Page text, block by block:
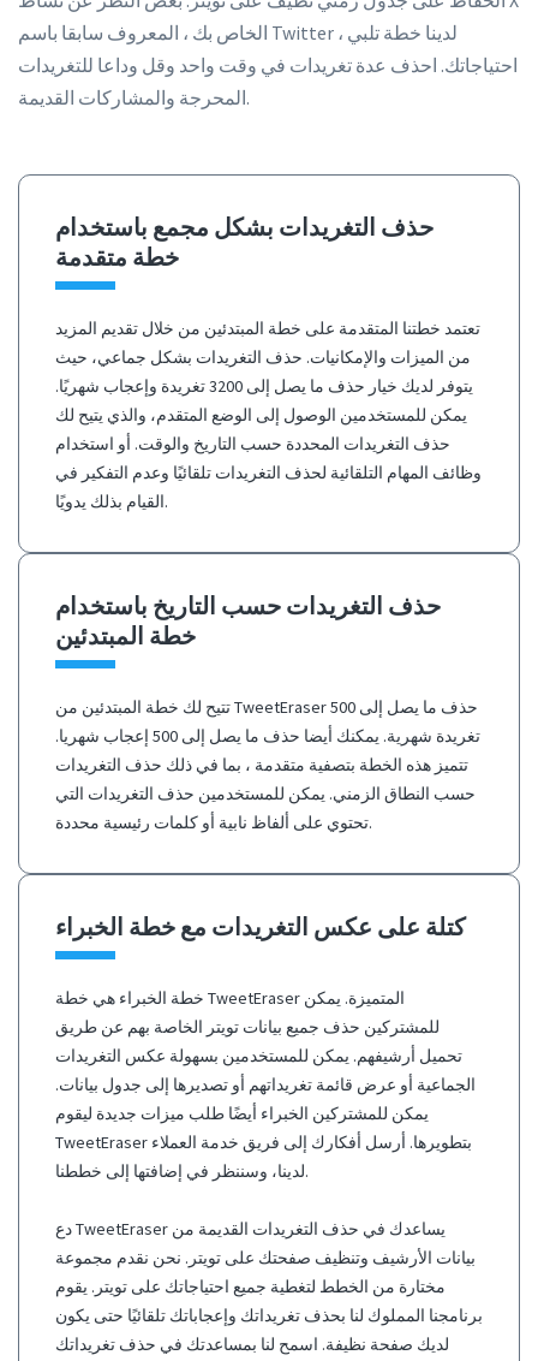
الخاص بك ، المعروف سابقا باسم Twitter ، لدينا خطة تلبي
احتياجاتك. احذف عدة تغريدات في وقت واحد وقل وداعا للتغريدات
المحرجة والمشاركات القديمة.
حذف التغريدات بشكل مجمع باستخدام
خطة متقدمة
تعتمد خطتنا المتقدمة على خطة المبتدئين من خلال تقديم المزيد
من الميزات والإمكانيات. حذف التغريدات بشكل جماعي، حيث
يتوفر لديك خيار حذف ما يصل إلى 3200 تغريدة وإعجاب شهريًا.
يمكن للمستخدمين الوصول إلى الوضع المتقدم، والذي يتيح لك
حذف التغريدات المحددة حسب التاريخ والوقت. أو استخدام
وظائف المهام التلقائية لحذف التغريدات تلقائيًا وعدم التفكير في
القيام بذلك يدويًا.
حذف التغريدات حسب التاريخ باستخدام
خطة المبتدئين
تتيح لك خطة المبتدئين من TweetEraser حذف ما يصل إلى 500
تغريدة شهرية. يمكنك أيضا حذف ما يصل إلى 500 إعجاب شهريا.
تتميز هذه الخطة بتصفية متقدمة ، بما في ذلك حذف التغريدات
حسب النطاق الزمني. يمكن للمستخدمين حذف التغريدات التي
تحتوي على ألفاظ نابية أو كلمات رئيسية محددة.
كتلة على عكس التغريدات مع خطة الخبراء
خطة الخبراء هي خطة TweetEraser المتميزة. يمكن
للمشتركين حذف جميع بيانات تويتر الخاصة بهم عن طريق
تحميل أرشيفهم. يمكن للمستخدمين بسهولة عكس التغريدات
الجماعية أو عرض قائمة تغريداتهم أو تصديرها إلى جدول بيانات.
يمكن للمشتركين الخبراء أيضًا طلب ميزات جديدة ليقوم
TweetEraser بتطويرها. أرسل أفكارك إلى فريق خدمة العملاء
لدينا، وسننظر في إضافتها إلى خططنا.
دع TweetEraser يساعدك في حذف التغريدات القديمة من
بيانات الأرشيف وتنظيف صفحتك على تويتر. نحن نقدم مجموعة
مختارة من الخطط لتغطية جميع احتياجاتك على تويتر. يقوم
برنامجنا المملوك لنا بحذف تغريداتك وإعجاباتك تلقائيًا حتى يكون
لديك صفحة نظيفة. اسمح لنا بمساعدتك في حذف تغريداتك